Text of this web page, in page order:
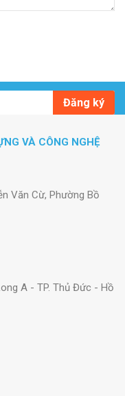
Đăng ký
VÀ CÔNG NGHỆ
Văn Cừ, Phường Bồ
A - TP. Thủ Đức - Hồ